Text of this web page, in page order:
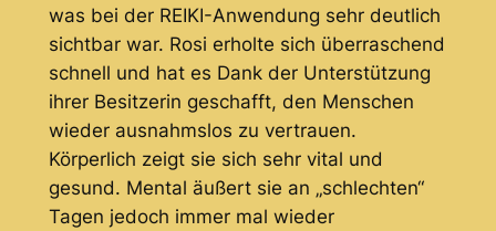
was bei der REIKI-Anwendung sehr deutlich
sichtbar war. Rosi erholte sich überraschend
schnell und hat es Dank der Unterstützung
ihrer Besitzerin geschafft, den Menschen
wieder ausnahmslos zu vertrauen.
Körperlich zeigt sie sich sehr vital und
gesund. Mental äußert sie an „schlechten“
Tagen jedoch immer mal wieder